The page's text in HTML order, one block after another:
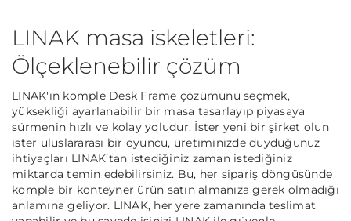
LINAK masa iskeletleri:
Ölçeklenebilir çözüm
LINAK'ın komple Desk Frame çözümünü seçmek,
yüksekliği ayarlanabilir bir masa tasarlayıp piyasaya
sürmenin hızlı ve kolay yoludur. İster yeni bir şirket olun
ister uluslararası bir oyuncu, üretiminizde duyduğunuz
ihtiyaçları LINAK’tan istediğiniz zaman istediğiniz
miktarda temin edebilirsiniz. Bu, her sipariş döngüsünde
komple bir konteyner ürün satın almanıza gerek olmadığı
anlamına geliyor. LINAK, her yere zamanında teslimat